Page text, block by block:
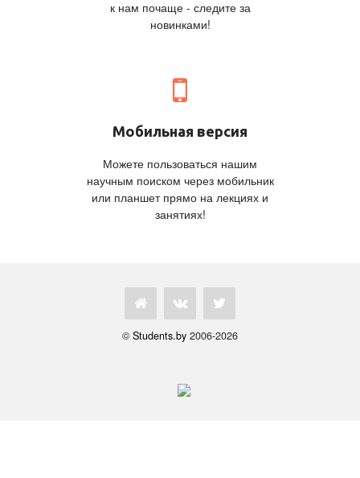
к нам почаще - следите за
новинками!
Мобильная версия
Можете пользоваться нашим
научным поиском через мобильник
или планшет прямо на лекциях и
занятиях!
© Students.by 2006-2026